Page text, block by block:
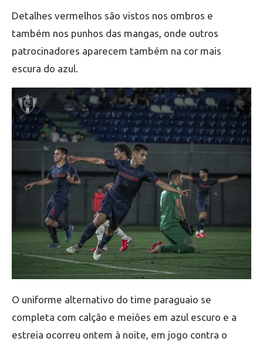
Detalhes vermelhos são vistos nos ombros e
também nos punhos das mangas, onde outros
patrocinadores aparecem também na cor mais
escura do azul.
O uniforme alternativo do time paraguaio se
completa com calção e meiões em azul escuro e a
estreia ocorreu ontem à noite, em jogo contra o